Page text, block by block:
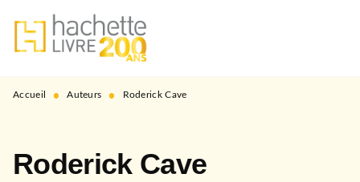
MENU RECHERCHE
PIED DE PAGE
Accueil • Auteurs • Roderick Cave
Roderick Cave